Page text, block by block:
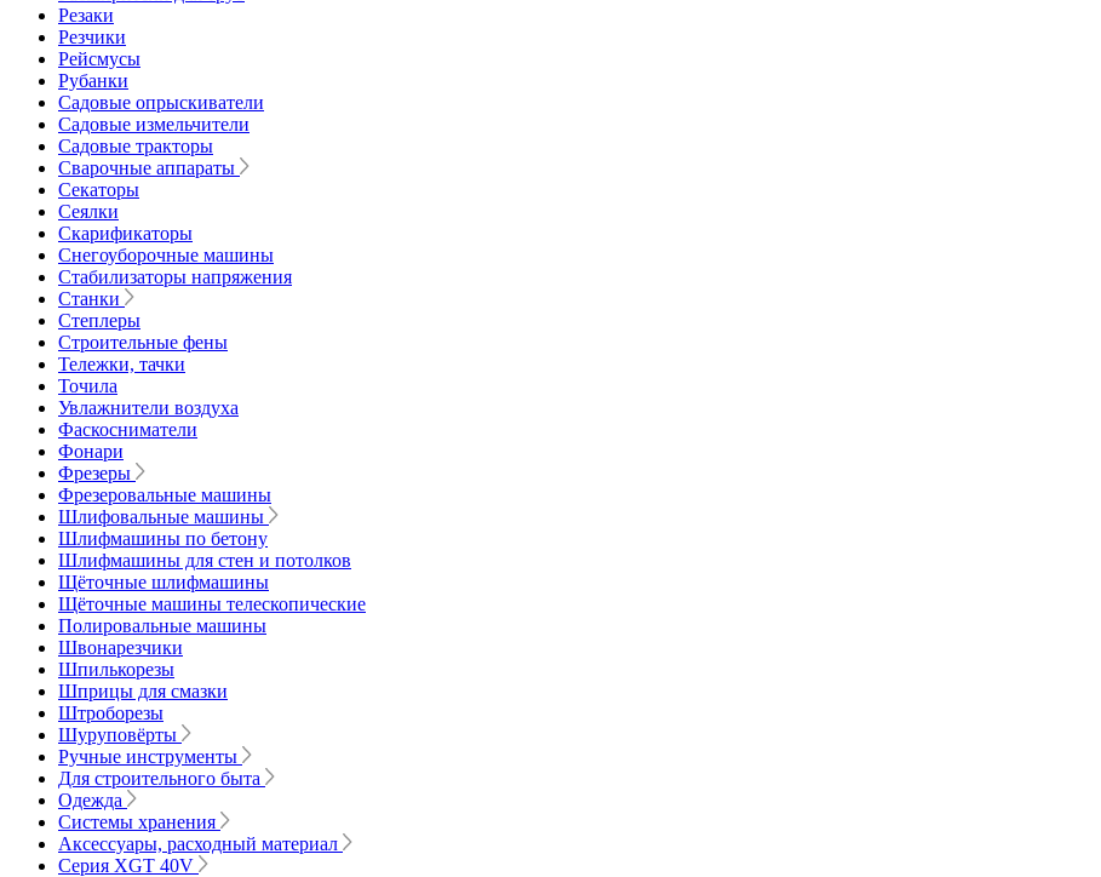
Резаки
Резчики
Рейсмусы
Рубанки
Садовые опрыскиватели
Садовые измельчители
Садовые тракторы
Сварочные аппараты
Секаторы
Сеялки
Скарификаторы
Снегоуборочные машины
Стабилизаторы напряжения
Станки
Степлеры
Строительные фены
Тележки, тачки
Точила
Увлажнители воздуха
Фаскосниматели
Фонари
Фрезеры
Фрезеровальные машины
Шлифовальные машины
Шлифмашины по бетону
Шлифмашины для стен и потолков
Щёточные шлифмашины
Щёточные машины телескопические
Полировальные машины
Швонарезчики
Шпилькорезы
Шприцы для смазки
Штроборезы
Шуруповёрты
Ручные инструменты
Для строительного быта
Одежда
Системы хранения
Аксессуары, расходный материал
Серия XGT 40V